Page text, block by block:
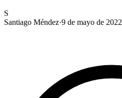
S
Santiago Méndez·9 de mayo de 2022